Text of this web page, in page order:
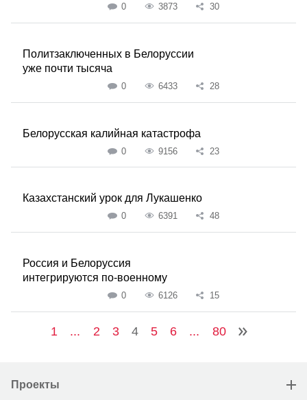
0 3873 30
Политзаключенных в Белоруссии
уже почти тысяча
0 6433 28
Белорусская калийная катастрофа
0 9156 23
Казахстанский урок для Лукашенко
0 6391 48
Россия и Белоруссия
интегрируются по-военному
0 6126 15
1 ... 2 3 4 5 6 ... 80
Проекты